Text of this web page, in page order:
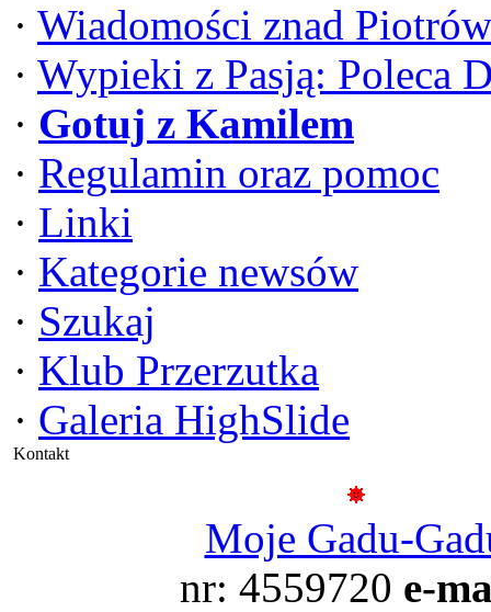
· Wiadomości znad
· Wypieki z Pasją: Poleca
· Gotuj z Kamilem
· Regulamin oraz pomoc
· Linki
· Kategorie newsów
· Szukaj
· Klub Przerzutka
· Galeria HighSlide
Kontakt
Moje Gadu-
nr: 4559720 e-